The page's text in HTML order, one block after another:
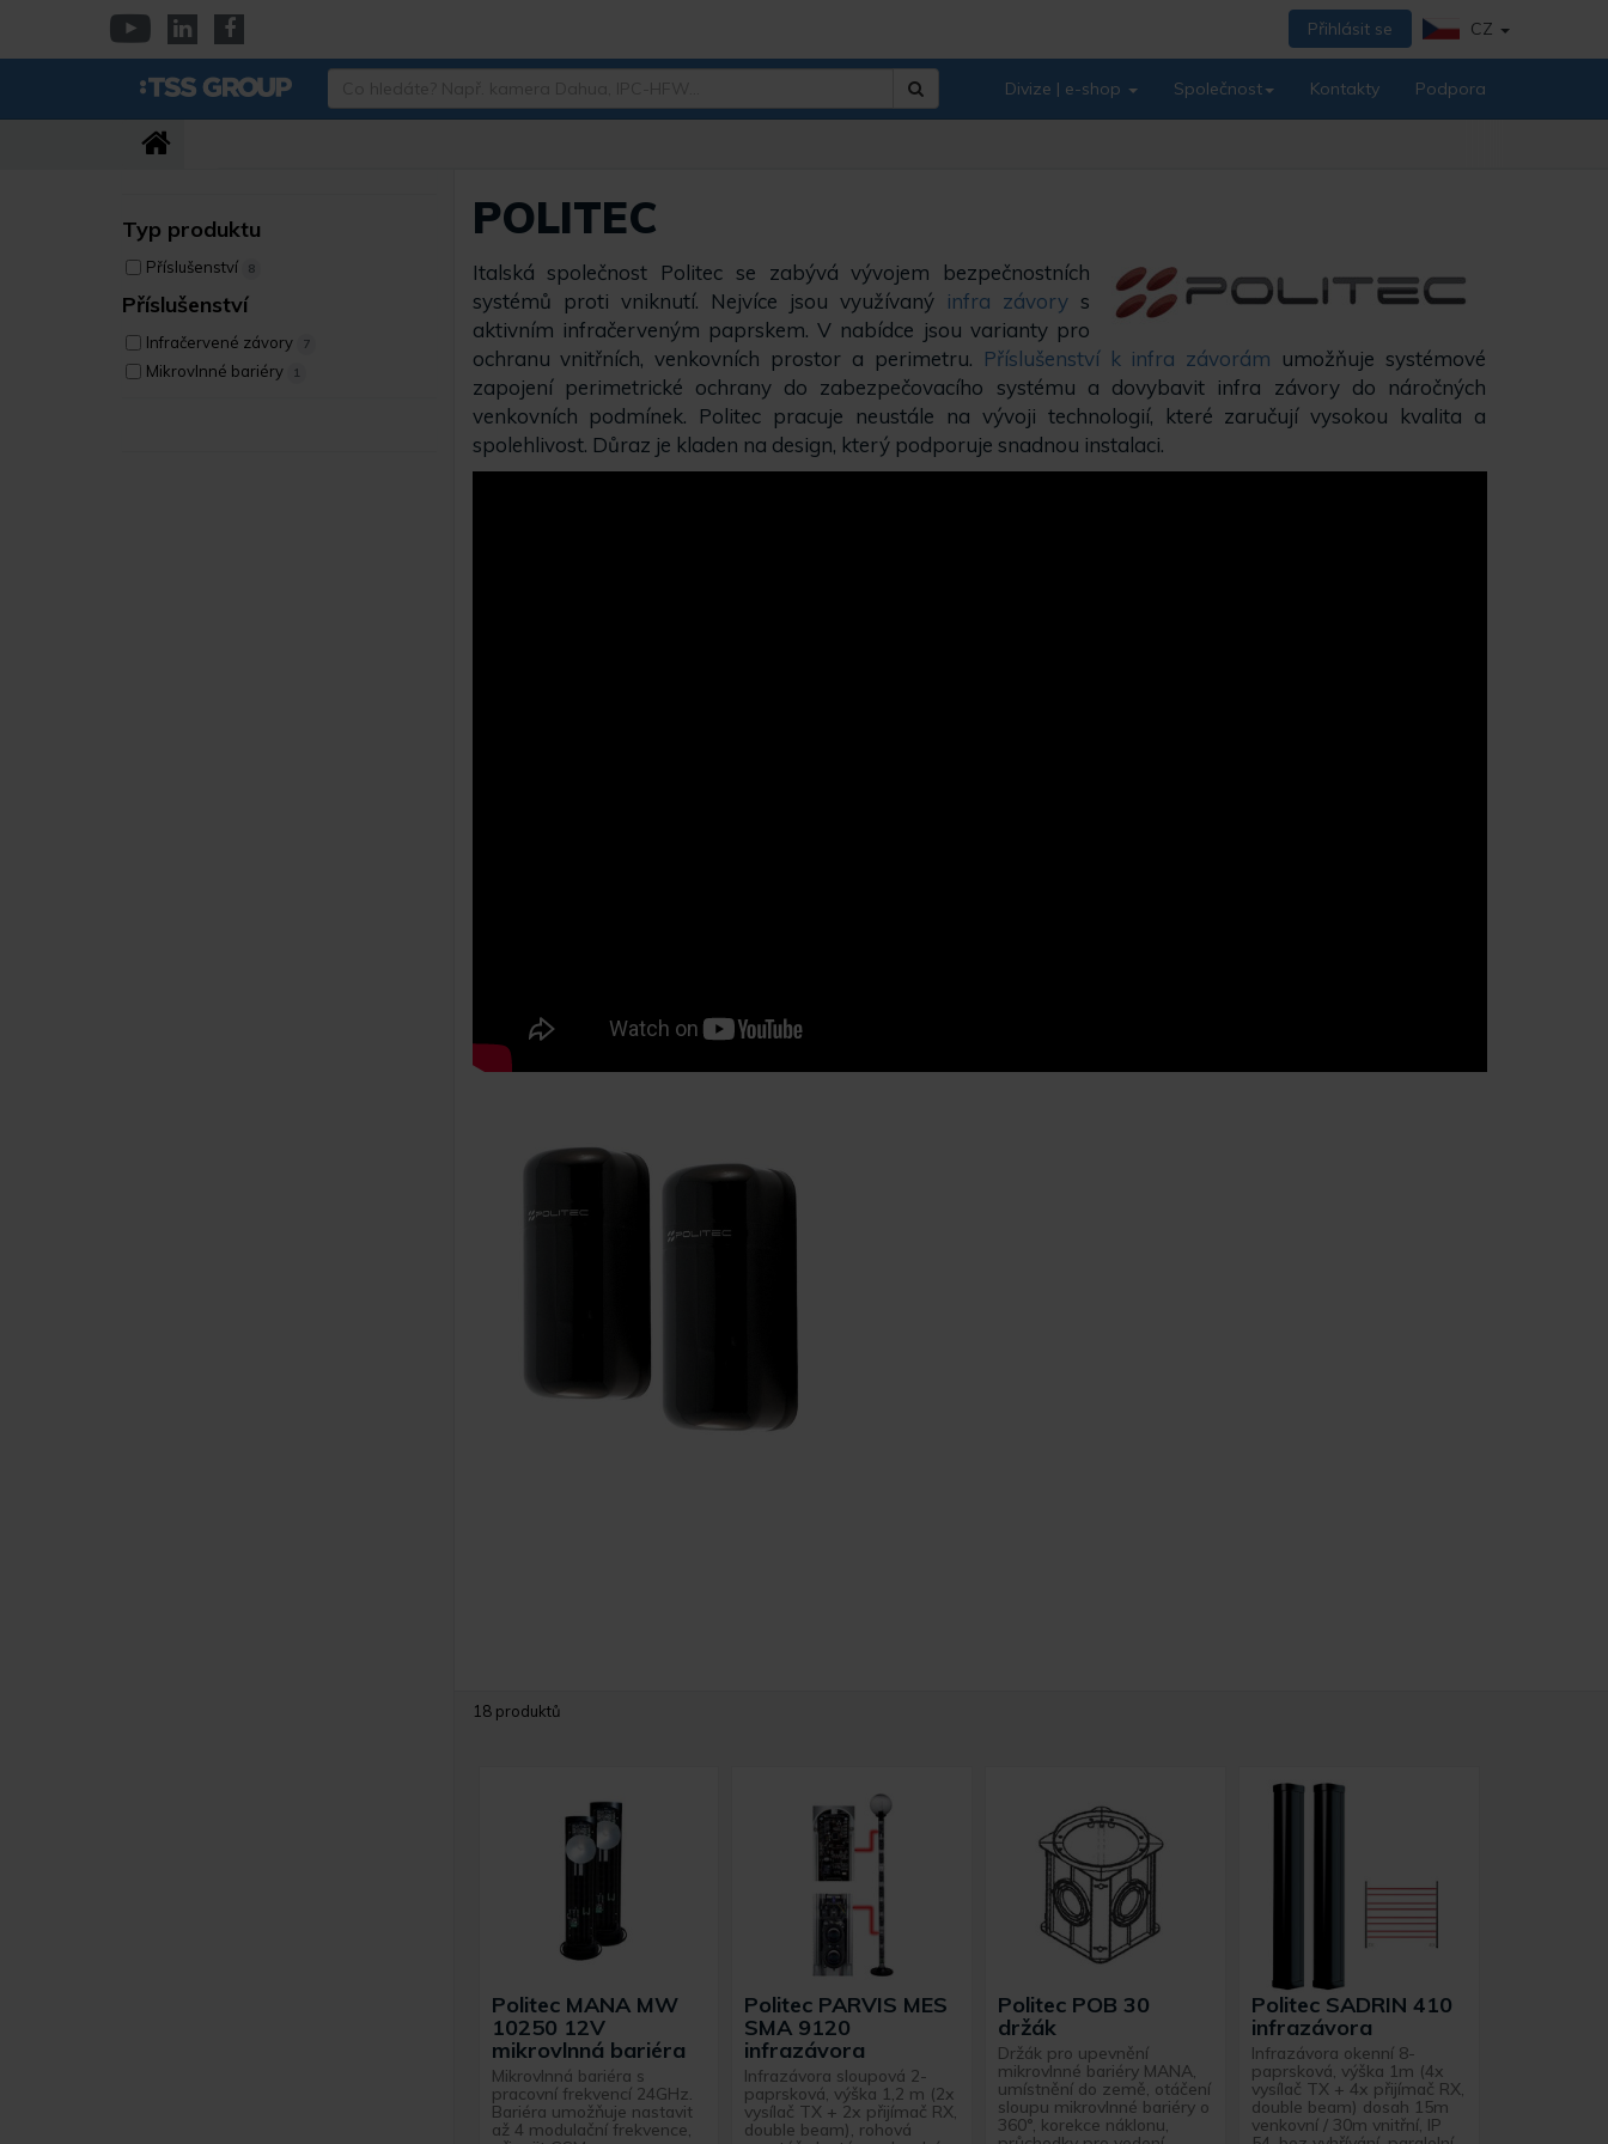
YouTubeLinkedinFacebook
Přihlásit se CZ
Co
Např.
Divize | e-shop Společnost Kontakty Podpora
Typ produktu
Příslušenství 8
Příslušenství
Infračervené závory 7
Mikrovlnné bariéry 1
POLITEC
Italská společnost Politec se zabývá vývojem bezpečnostních
systémů proti vniknutí. Nejvíce jsou využívaný infra závorys
aktivním infračerveným paprskem. V nabídce jsou varianty pro
ochranu vnitřních, venkovních prostor a perimetru. Příslušenství k infra závorám umožňuje systémové
zapojení perimetrické ochrany do zabezpečovacího systému a dovybavit infra závory do náročných
venkovních podmínek. Politec pracuje neustále na vývoji technologií, které zaručují vysokou kvalita a
spolehlivost. Důraz je kladen na design, který podporuje snadnou instalaci.
18 produktů
Politec MANA MW
10250 12V
mikrovlnná bariéra
Mikrovlnná bariéra s
pracovní frekvencí 24GHz.
Bariéra umožňuje nastavit
až 4 modulační frekvence,
Politec PARVIS MES
SMA 9120
infrazávora
Infrazávora sloupová 2-
paprsková, výška 1,2 m (2x
vysílač TX + 2x přijímač RX,
double beam), rohová
Politec POB 30
držák
Držák pro upevnění
mikrovlnné bariéry MANA,
umístnění do země, otáčení
sloupu mikrovlnné bariéry o
360°, korekce náklonu,
Politec SADRIN 410
infrazávora
Infrazávora okenní 8-
paprsková, výška 1m (4x
vysílač TX + 4x přijímač RX,
double beam) dosah 15m
venkovní / 30m vnitřní, IP